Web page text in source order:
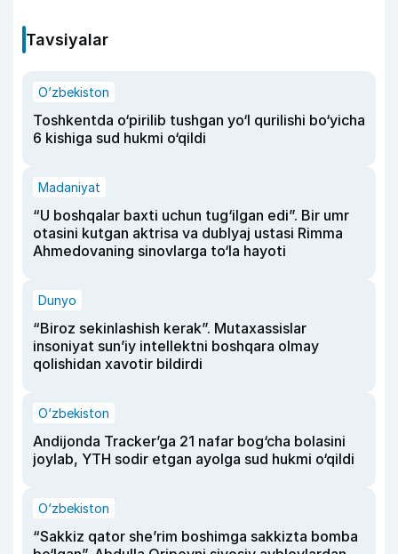
Tavsiyalar
O‘zbekiston
Toshkentda o‘pirilib tushgan yo‘l qurilishi bo‘yicha
6 kishiga sud hukmi o‘qildi
Madaniyat
“U boshqalar baxti uchun tug‘ilgan edi”. Bir umr
otasini kutgan aktrisa va dublyaj ustasi Rimma
Ahmedovaning sinovlarga to‘la hayoti
Dunyo
“Biroz sekinlashish kerak”. Mutaxassislar
insoniyat sun’iy intellektni boshqara olmay
qolishidan xavotir bildirdi
O‘zbekiston
Andijonda Tracker’ga 21 nafar bog‘cha bolasini
joylab, YTH sodir etgan ayolga sud hukmi o‘qildi
O‘zbekiston
“Sakkiz qator she’rim boshimga sakkizta bomba